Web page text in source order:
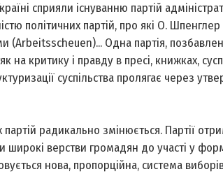
сприяли існуванню партій
політичних партій, про які О. Шпенглер
(Arbeitsscheuen)... Одна партія,
критику і правду в пресі, книжках,
суспільства пролягає через
радикально змінюється. Партії
широкі верстви громадян до участі у
нова, пропорційна, система